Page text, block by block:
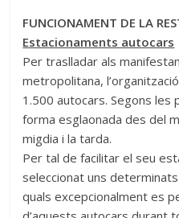
FUNCIONAMENT DE LA
Estacionaments autocars
Per traslladar als
metropolitana,
1.500 autocars. Segons les
forma esglaonada des del
migdia i la tarda.
Per tal de facilitar el seu
seleccionat uns
quals excepcionalment es